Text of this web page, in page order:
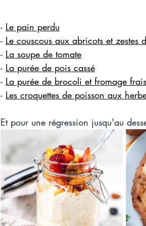
- Le pain perdu
- Le couscous aux abricots et zestes
- La soupe de tomate
- La purée de pois cassé
- La purée de brocoli et fromage frais
- Les croquettes de poisson aux
Et pour une régression jusqu'au